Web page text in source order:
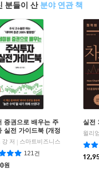
분들이 산 분야 연관 책
증권으로 배우는 주
실전 가이드북 (개정
)
강 저 | 스마트비즈니스
121건
원
실전